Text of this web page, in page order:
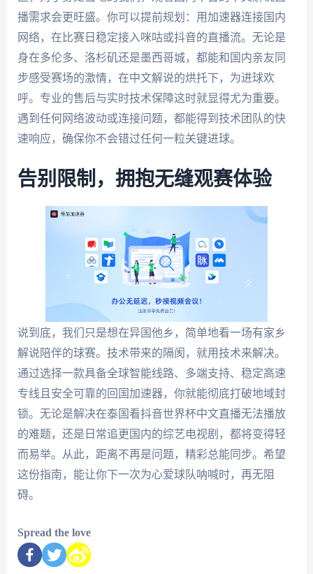
播需求会更旺盛。你可以提前规划：用加速器连接国内
网络，在比赛日稳定接入咪咕或抖音的直播流。无论是
身在多伦多、洛杉矶还是墨西哥城，都能和国内亲友同
步感受赛场的激情，在中文解说的烘托下，为进球欢
呼。专业的售后与实时技术保障这时就显得尤为重要。
遇到任何网络波动或连接问题，都能得到技术团队的快
速响应，确保你不会错过任何一粒关键进球。
告别限制，拥抱无缝观赛体验
说到底，我们只是想在异国他乡，简单地看一场有家乡
解说陪伴的球赛。技术带来的隔阂，就用技术来解决。
通过选择一款具备全球智能线路、多端支持、稳定高速
专线且安全可靠的回国加速器，你就能彻底打破地域封
锁。无论是解决在泰国看抖音世界杯中文直播无法播放
的难题，还是日常追更国内的综艺电视剧，都将变得轻
而易举。从此，距离不再是问题，精彩总能同步。希望
这份指南，能让你下一次为心爱球队呐喊时，再无阻
碍。
Spread the love